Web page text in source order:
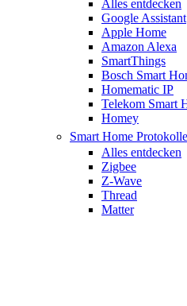
Alles entdecken
Google Assistant
Apple Home
Amazon Alexa
SmartThings
Bosch Smart
Homematic IP
Telekom Smart
Homey
Smart Home Protokolle
Alles entdecken
Zigbee
Z-Wave
Thread
Matter